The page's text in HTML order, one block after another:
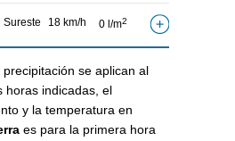
Sureste 18 km/h 0 l/m2
se aplican al
horas indicadas, el
y la temperatura en
es para la primera hora